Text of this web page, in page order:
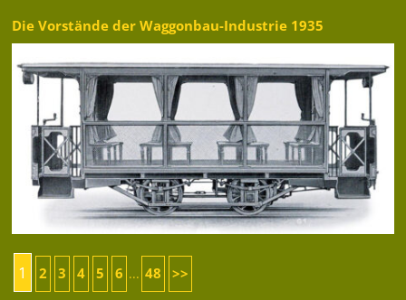
Die Vorstände der Waggonbau-Industrie 1935
1 2 3 4 5 6 ... 48 >>